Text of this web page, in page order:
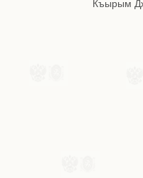
Къырым